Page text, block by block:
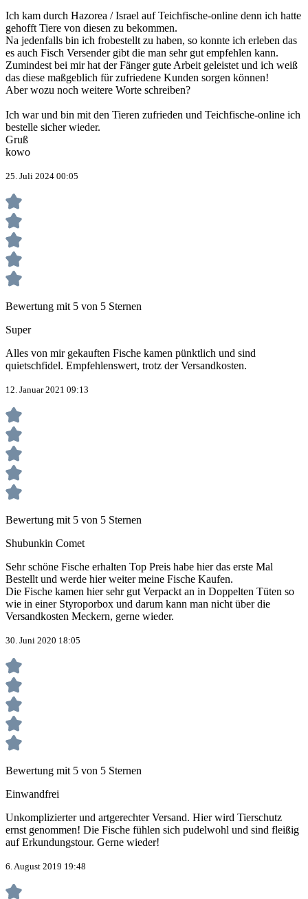
Ich kam durch Hazorea / Israel auf Teichfische-online denn ich hatte
gehofft Tiere von diesen zu bekommen.
Na jedenfalls bin ich frobestellt zu haben, so konnte ich erleben das
es auch Fisch Versender gibt die man sehr gut empfehlen kann.
Zumindest bei mir hat der Fänger gute Arbeit geleistet und ich weiß
das diese maßgeblich für zufriedene Kunden sorgen können!
Aber wozu noch weitere Worte schreiben?
Ich war und bin mit den Tieren zufrieden und Teichfische-online ich
bestelle sicher wieder.
Gruß
kowo
25. Juli 2024 00:05
Bewertung mit 5 von 5 Sternen
Super
Alles von mir gekauften Fische kamen pünktlich und sind
quietschfidel. Empfehlenswert, trotz der Versandkosten.
12. Januar 2021 09:13
Bewertung mit 5 von 5 Sternen
Shubunkin Comet
Sehr schöne Fische erhalten Top Preis habe hier das erste Mal
Bestellt und werde hier weiter meine Fische Kaufen.
Die Fische kamen hier sehr gut Verpackt an in Doppelten Tüten so
wie in einer Styroporbox und darum kann man nicht über die
Versandkosten Meckern, gerne wieder.
30. Juni 2020 18:05
Bewertung mit 5 von 5 Sternen
Einwandfrei
Unkomplizierter und artgerechter Versand. Hier wird Tierschutz
ernst genommen! Die Fische fühlen sich pudelwohl und sind fleißig
auf Erkundungstour. Gerne wieder!
6. August 2019 19:48